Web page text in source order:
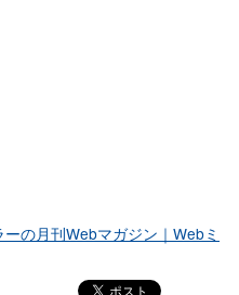
ーの月刊Webマガジン｜Webミ